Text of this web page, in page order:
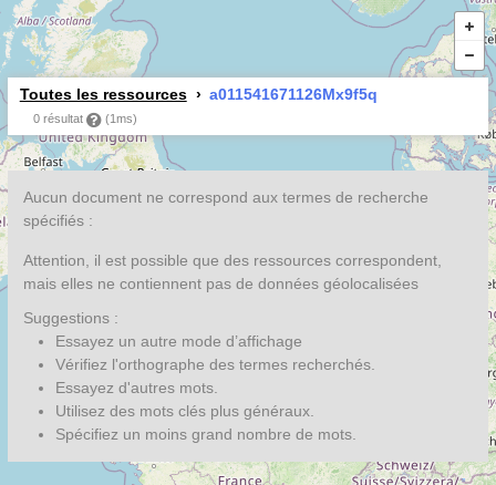
Toutes les ressources a011541671126Mx9f5q
0 résultat (1ms)
Aucun document ne correspond aux termes de recherche
spécifiés :
Attention, il est possible que des ressources correspondent,
mais elles ne contiennent pas de données géolocalisées
Suggestions :
Essayez un autre mode d’affichage
Vérifiez l'orthographe des termes recherchés.
Essayez d'autres mots.
Utilisez des mots clés plus généraux.
Spécifiez un moins grand nombre de mots.